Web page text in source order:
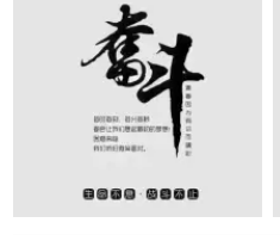
张碧晨)，风一样的男子演
唱点播:192次